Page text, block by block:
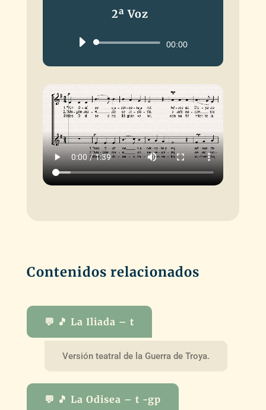
2ª Voz
Reproductor00:00
Contenidos relacionados
💬 🎵 La Iliada – t
Versión teatral de la Guerra de Troya.
💬 🎵 La Odisea – t -gp